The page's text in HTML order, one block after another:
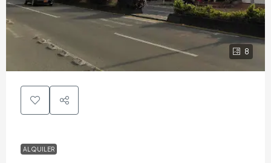
8
ALQUILER